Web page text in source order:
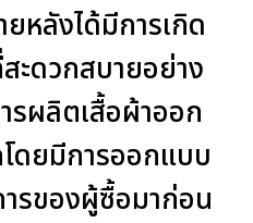
หลังได้มีการเกิด
ะดวกสบายอย่าง
รผลิตเสื้อผ้าออก
ดยมีการออกแบบ
ารของผู้ซื้อมาก่อน